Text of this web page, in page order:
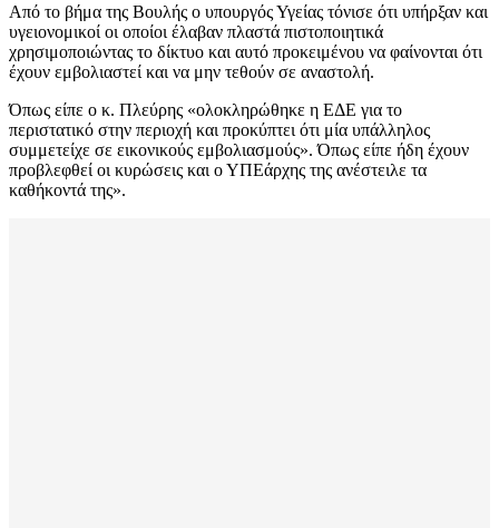
Από το βήμα της Βουλής ο υπουργός Υγείας τόνισε ότι υπήρξαν και
υγειονομικοί οι οποίοι έλαβαν πλαστά πιστοποιητικά
χρησιμοποιώντας το δίκτυο και αυτό προκειμένου να φαίνονται ότι
έχουν εμβολιαστεί και να μην τεθούν σε αναστολή.
Όπως είπε ο κ. Πλεύρης «ολοκληρώθηκε η ΕΔΕ για το
περιστατικό στην περιοχή και προκύπτει ότι μία υπάλληλος
συμμετείχε σε εικονικούς εμβολιασμούς». Όπως είπε ήδη έχουν
προβλεφθεί οι κυρώσεις και ο ΥΠΕάρχης της ανέστειλε τα
καθήκοντά της».